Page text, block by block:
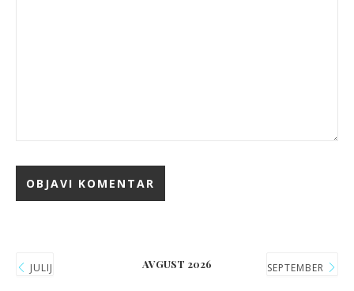
JULIJ AVGUST 2026 SEPTEMBER